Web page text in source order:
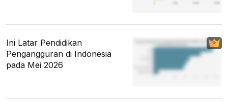
Ini Latar Pendidikan
Pengangguran di Indonesia
pada Mei 2026